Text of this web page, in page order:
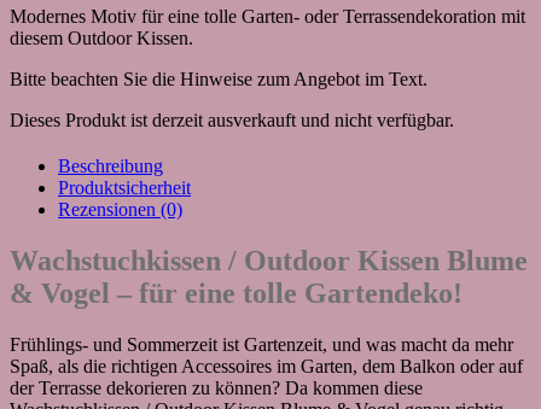
Modernes Motiv für eine tolle Garten- oder Terrassendekoration mit
diesem Outdoor Kissen.
Bitte beachten Sie die Hinweise zum Angebot im Text.
Dieses Produkt ist derzeit ausverkauft und nicht verfügbar.
Beschreibung
Produktsicherheit
Rezensionen (0)
Wachstuchkissen / Outdoor Kissen Blume
& Vogel – für eine tolle Gartendeko!
Frühlings- und Sommerzeit ist Gartenzeit, und was macht da mehr
Spaß, als die richtigen Accessoires im Garten, dem Balkon oder auf
der Terrasse dekorieren zu können? Da kommen diese